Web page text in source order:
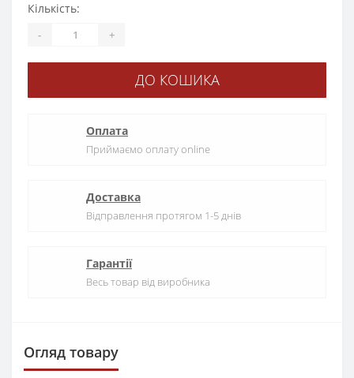
Кількість:
- +
ДО КОШИКА
Оплата
Приймаємо оплату online
Доставка
Відправлення протягом 1-5 днів
Гарантії
Весь товар від виробника
Огляд товару